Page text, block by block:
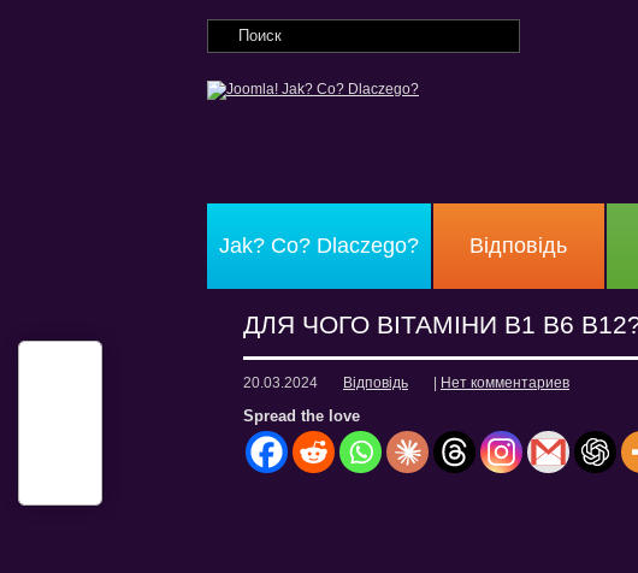
Jak? Co? Dlaczego? Відповідь
ДЛЯ ЧОГО ВІТАМІНИ В1 В6
20.03.2024 Відповідь Нет комментариев
Spread the love